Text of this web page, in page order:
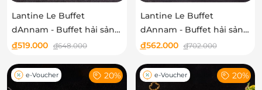
Lantine Le Buffet
dAnnam - Buffet hải sản
trưa Thứ 7 Chủ nhật
đ519.000 đ648.000
Lantine Le Buffet
dAnnam - Buffet hải sản
tối Thứ 6 Thứ 7 Chủ Nhật
đ562.000 đ702.000
e-Voucher 20% e-Voucher 20%